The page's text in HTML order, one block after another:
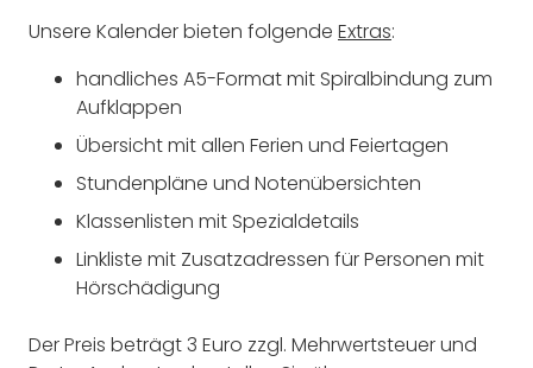
Unsere Kalender bieten folgende Extras:
handliches A5-Format mit Spiralbindung zum
Aufklappen
Übersicht mit allen Ferien und Feiertagen
Stundenpläne und Notenübersichten
Klassenlisten mit Spezialdetails
Linkliste mit Zusatzadressen für Personen mit
Hörschädigung
Der Preis beträgt 3 Euro zzgl. Mehrwertsteuer und